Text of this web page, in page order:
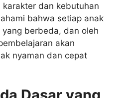
dan kebutuhan
bahwa setiap anak
berbeda, dan oleh
akan
nyaman dan cepat